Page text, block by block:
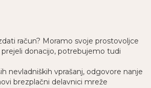
račun? Moramo svoje prostovoljce
donacijo, potrebujemo tudi
nevladniških vprašanj, odgovore nanje
brezplačni delavnici mreže